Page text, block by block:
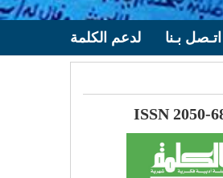
اتـصل بـنا لدعم الكلمة
ISSN 2050-